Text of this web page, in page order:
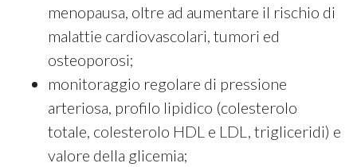
menopausa, oltre ad aumentare il rischio di
malattie cardiovascolari, tumori ed
osteoporosi;
monitoraggio regolare di pressione
arteriosa, profilo lipidico (colesterolo
totale, colesterolo HDL e LDL, trigliceridi) e
valore della glicemia;